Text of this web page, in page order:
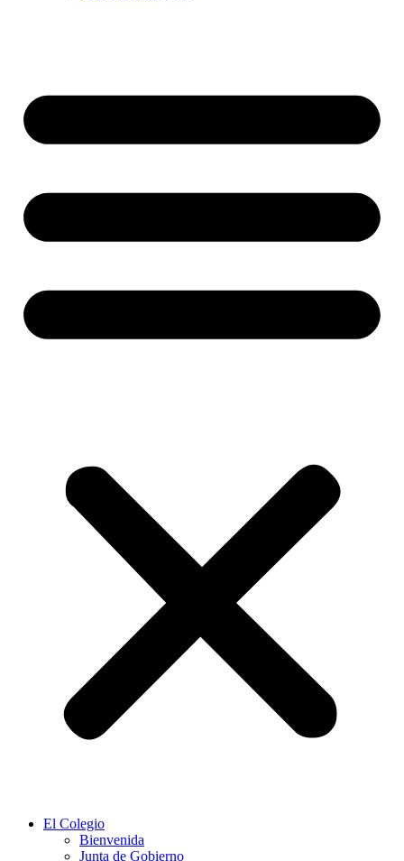
El Colegio
Bienvenida
Junta de Gobierno